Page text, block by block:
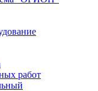
работ